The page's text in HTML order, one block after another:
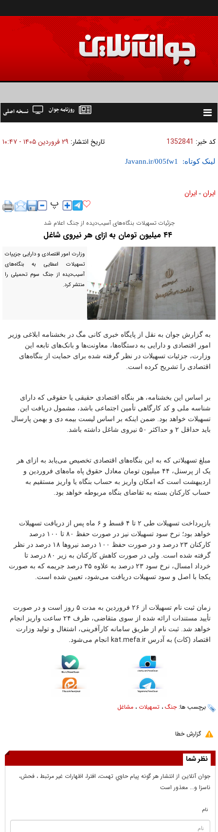
Toggle
نسخه اصلی روزنامه جوان
کد خبر: 1352841 تاریخ انتشار: ۲۹ فروردين ۱۴۰۵ - ۱۰:۴۷
لینک کوتاه:
ايران » ايران
جزئیات تسهیلات بنگاه‌های آسیب‌دیده از جنگ اعلام شد
وزارت امور اقتصادی و دارایی جزییات
تسهیلات اعطایی به بنگاه‌های
آسیب‌دیده از جنگ سوم تحمیلی را
منتشر کرد.
به گزارش جوان به نقل از پایگاه خبری کانی مگ در بخشنامه ابلاغی وزیر
امور اقتصادی و دارایی به دستگاه‌ها، معاونت‌ها و بانک‌های تابعه این
وزارت، جزئیات تسهیلات در نظر گرفته شده برای حمایت از بنگاه‌های
اقتصادی را تشریح کرده است.
بر اساس این بخشنامه، هر بنگاه اقتصادی حقیقی یا حقوقی که دارای
شناسه ملی و کد کارگاهی تأمین اجتماعی باشد، مشمول دریافت این
تسهیلات خواهد بود. ضمن اینکه بر اساس لیست بیمه دی و بهمن پارسال
باید حداقل ۲ و حداکثر ۵۰ نیروی شاغل داشته باشد.
مبلغ تسهیلاتی که به این بنگاه‌های اقتصادی تخصیص می‌یابد به ازای هر
یک از پرسنل، ۴۴ میلیون تومان معادل حقوق پاه ماه‌های فروردین و
اردیبهشت است که امکان واریز به حساب بنگاه یا واریز مستقیم به
حساب کارکنان بسته به تقاضای بنگاه مربوطه خواهد بود.
بازپرداخت تسهیلات طی ۲ تا ۴ قسط و ۶ ماه پس از دریافت تسهیلات
خواهد بود؛ نرخ سود تسهیلات نیز در صورت حفظ ۸۰ تا ۱۰۰ درصد
کارکنان ۲۳ درصد و در صورت حفظ ۱۰۰ درصد نیروها ۱۸ درصد در نظر
گرفته شده است. ولی در صورت کاهش کارکنان به زیر
۸۰ درصد تا
خرداد امسال، نرخ سود ۲۳ درصد به علاوه ۳۵ درصد جریمه که به صورت
یکجا با اصل و سود تسهیلات دریافت می‌شود، تعیین شده است.
زمان ثبت نام تسهیلات از ۲۶ فروردین به مدت ۵ روز است و در صورت
تأیید مستندات ارائه شده از سوی متقاضی، ظرف ۲۴ ساعت واریز انجام
خواهد شد. ثبت نام از طریق سامانه کارآفرینی، اشتغال و تولید وزارت
اقتصاد (کات) به آدرس
انجام می‌شود.
برچسب ها:جنگ ، تسهیلات ، مشاغل
گزارش خطا
نظر شما
جوان آنلاين از انتشار هر گونه پيام حاوي تهمت، افترا، اظهارات غير مرتبط ، فحش،
ناسزا و... معذور است
نام